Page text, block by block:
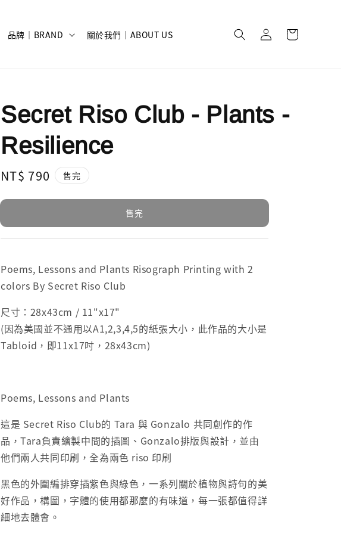
品牌｜BRAND 關於我們｜ABOUT US
Secret Riso Club - Plants -
Resilience
Regular
NT$ 790 售完
售完
Poems, Lessons and Plants Risograph Printing with 2
colors By Secret Riso Club
尺寸：28x43cm / 11"x17"
(因為美國並不通用以A1,2,3,4,5的紙張大小，此作品的大小是
Tabloid，即11x17吋，28x43cm)
Poems, Lessons and Plants
這是 Secret Riso Club的 Tara 與 Gonzalo 共同創作的作
品，Tara負責繪製中間的插圖、Gonzalo排版與設計，並由
他們兩人共同印刷，全為兩色 riso 印刷
黑色的外圍編排穿插紫色與綠色，一系列關於植物與詩句的美
好作品，構圖，字體的使用都那麼的有味道，每一張都值得詳
細地去體會。